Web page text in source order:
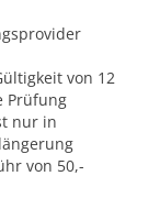
von 12
Prüfung
nur in
von 50,-